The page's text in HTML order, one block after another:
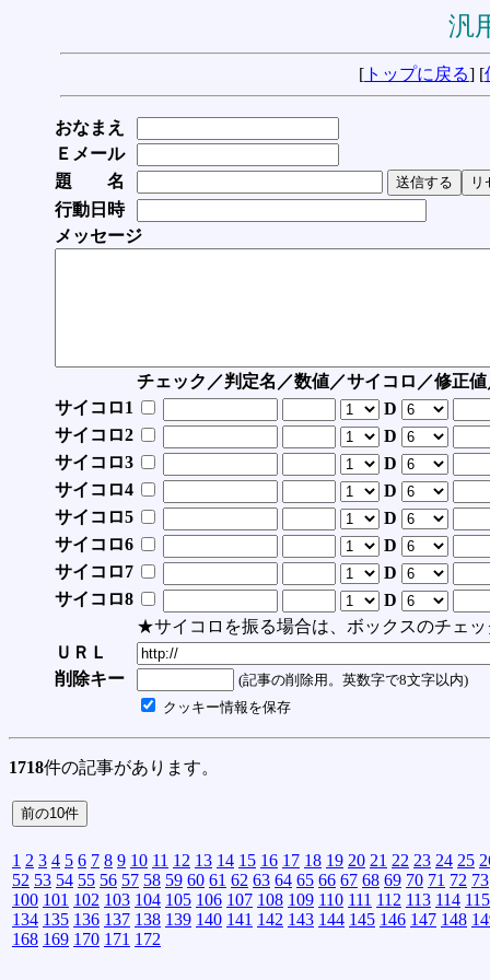
汎
[ トップに戻る] [
おなまえ
Ｅメール
題 名
行動日時
メッセージ
チェック／判定名／数値／サイコロ／修正
サイコロ1
D
サイコロ2
D
サイコロ3
D
サイコロ4
D
サイコロ5
D
サイコロ6
D
サイコロ7
D
サイコロ8
D
★サイコロを振る場合は、ボックスのチェッ
ＵＲＬ
削除キー
(記事の削除用。英数字で8文字以内)
クッキー情報を保存
1718件の記事があります。
1 2 3 4 5 6 7 8 9 10 11 12 13 14 15 16 17 18 19 20 21 22 23 24 25
52 53 54 55 56 57 58 59 60 61 62 63 64 65 66 67 68 69 70 71 72 73
100 101 102 103 104 105 106 107 108 109 110 111 112 113 114 115
134 135 136 137 138 139 140 141 142 143 144 145 146 147 148
168 169 170 171 172